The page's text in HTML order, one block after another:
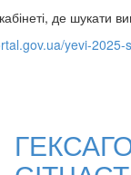
де шукати
yevi-